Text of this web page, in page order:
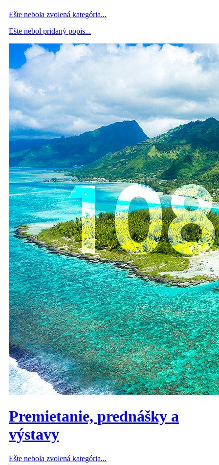
Ešte nebola zvolená kategória...
Ešte nebol pridaný popis...
Premietanie, prednášky a
výstavy
Ešte nebola zvolená kategória...